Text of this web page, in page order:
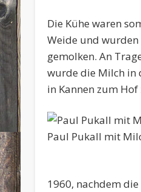
Die Kühe waren
Weide und
gemolken. An
wurde die Milch in
in Kannen zum
Paul Pukall mit
1960, nachdem die